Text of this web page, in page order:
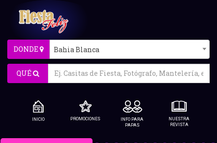
DONDE Bahia Blanca
QUÉ
INICIO PROMOCIONES
INFO PARA
PAPAS
NUESTRA
REVISTA